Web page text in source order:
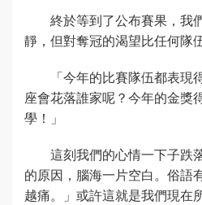
終於等到了公布賽果，我
靜，但對奪冠的渴望比任何隊
「今年的比賽隊伍都表
座會花落誰家呢？今年的金
學！」
這刻我們的心情一下子跌
的原因，腦海一片空白。俗語
越痛。」或許這就是我們現在